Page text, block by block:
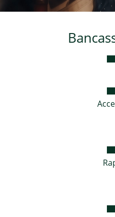
Credite de
Credite